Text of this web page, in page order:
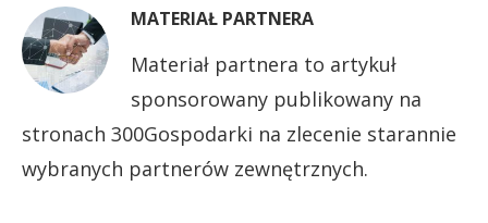
MATERIAŁ PARTNERA
Materiał partnera to artykuł
sponsorowany publikowany na
stronach 300Gospodarki na zlecenie starannie
wybranych partnerów zewnętrznych.